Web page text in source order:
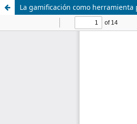
La gamificación como